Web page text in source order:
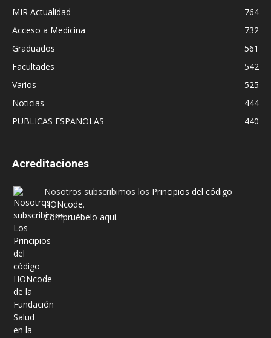
MIR Actualidad
764
Acceso a Medicina
732
Graduados
561
Facultades
542
Varios
525
Noticias
444
PUBLICAS ESPAÑOLAS
440
Acreditaciones
Nosotros subscribimos los Principios del código
HONcode.
Compruébelo aquí.